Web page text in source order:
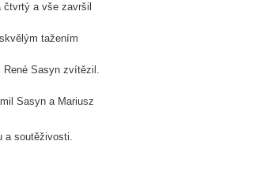
a vše završil
tažením
René Sasyn zvítězil.
Sasyn a Mariusz
a soutěživosti.